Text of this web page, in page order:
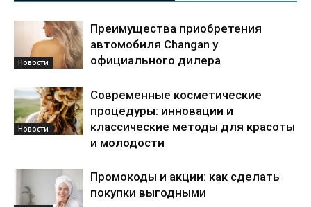
Новости
Преимущества приобретения
автомобиля Changan у
официального дилера
Новости
Современные косметические
процедуры: инновации и
классические методы для красоты
и молодости
Промокоды и акции: как сделать
покупки выгодными